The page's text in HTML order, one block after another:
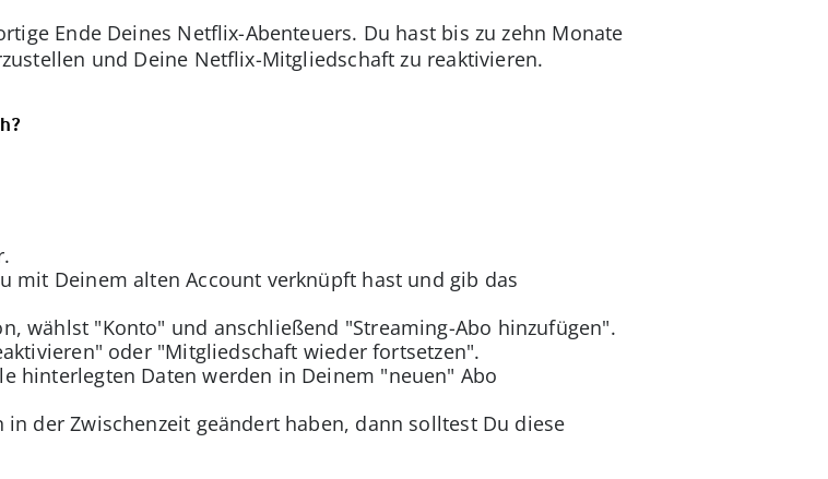
Ende Deines Netflix-Abenteuers. Du hast bis zu zehn Monate
und Deine Netflix-Mitgliedschaft zu reaktivieren.
mit Deinem alten Account verknüpft hast und gib das
wählst "Konto" und anschließend "Streaming-Abo hinzufügen".
oder "Mitgliedschaft wieder fortsetzen".
hinterlegten Daten werden in Deinem "neuen" Abo
der Zwischenzeit geändert haben, dann solltest Du diese